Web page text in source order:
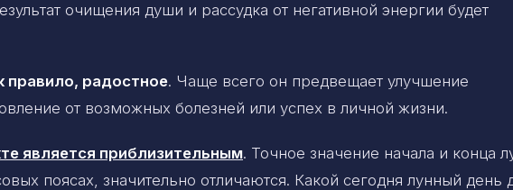
очищения души и рассудка от негативной энергии будет
правило, радостное. Чаще всего он предвещает улучшение
от возможных болезней или успех в личной жизни.
является приблизительным. Точное значение начала и конца
поясах, значительно отличаются. Какой сегодня лунный день